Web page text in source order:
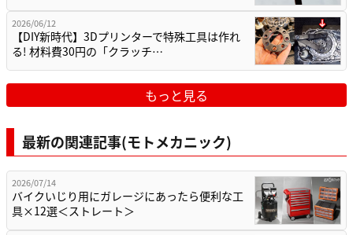
2026/06/12
【DIY新時代】3Dプリンターで特殊工具は作れ
る! 材料費30円の「クラッチ…
もっと見る
最新の関連記事(モトメカニック)
2026/07/14
バイクいじり用にガレージにあったら便利な工
具×12選＜ストレート＞